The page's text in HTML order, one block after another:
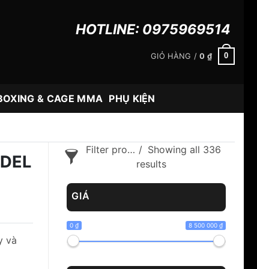
HOTLINE: 0975969514
GIỎ HÀNG /0 ₫ 0
& CAGE MMA PHỤ KIỆN
Filter products
Showing all 336
results
GIÁ
0 ₫ 8 500 000 ₫
và